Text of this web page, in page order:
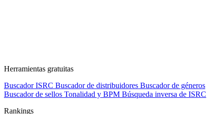
Herramientas gratuitas
Buscador ISRC Buscador de distribuidores Buscador de géneros
Buscador de sellos Tonalidad y BPM Búsqueda inversa de ISRC
Rankings